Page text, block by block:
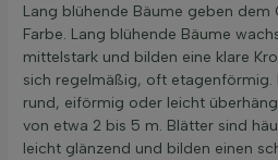
Lang blühende Bäume geben dem
Farbe. Lang blühende Bäume
mittelstark und bilden eine klare
sich regelmäßig, oft etagenförmig.
rund, eiförmig oder leicht
von etwa 2 bis 5 m. Blätter sind
leicht glänzend und bilden einen